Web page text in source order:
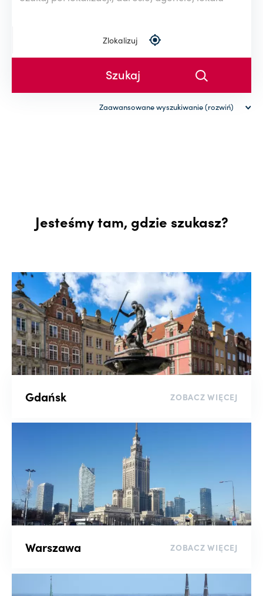
Zlokalizuj
Cena (od-do)
Wyszukaj po numerze oferty
Liczba pokoi
-
Piętro
Kluczowe słowo
Sortuj
Zaawansowane wyszukiwanie (rozwiń)
Jesteśmy tam, gdzie szukasz?
Gdańsk ZOBACZ WIĘCEJ
Warszawa ZOBACZ WIĘCEJ